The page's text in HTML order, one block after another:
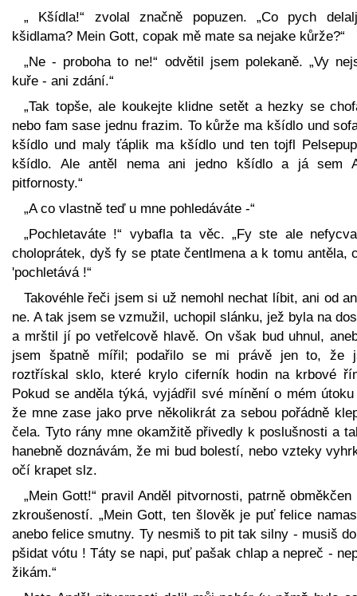
„ Kšídla!“ zvolal značně popuzen. „Co pych
kšidlama? Mein Gott, copak mě mate sa nejake kůrže?“
„Ne - proboha to ne!“ odvětil jsem polekaně. „Vy
kuře - ani zdání.“
„Tak topše, ale koukejte klidne setět a hezky se
nebo fam sase jednu frazim. To kůrže ma kšídlo und
kšídlo und maly ťáplik ma kšídlo und ten tojfl
kšídlo. Ale antěl nema ani jedno kšídlo a já sem
pitfornosty.“
„A co vlastně teď u mne pohledáváte -“
„Pochletaváte !“ vybafla ta věc. „Fy ste ale
choloprátek, dyš fy se ptate čentlmena a k tomu antěla,
'pochletává !“
Takovéhle řeči jsem si už nemohl nechat líbit, ani od
ne. A tak jsem se vzmužil, uchopil slánku, jež byla na
a mrštil jí po vetřelcově hlavě. On však bud uhnul,
jsem špatně mířil; podařilo se mi právě jen to, že
roztřískal sklo, které krylo ciferník hodin na krbové
Pokud se anděla týká, vyjádřil své mínění o mém
že mne zase jako prve několikrát za sebou pořádně
čela. Tyto rány mne okamžitě přivedly k poslušnosti a
hanebně doznávám, že mi bud bolestí, nebo vzteky
očí krapet slz.
„Mein Gott!“ pravil Anděl pitvornosti, patrně obměkčen
zkroušeností. „Mein Gott, ten šlověk je puť felice
anebo felice smutny. Ty nesmiš to pit tak silny - musiš
pšidat vótu ! Táty se napi, puť pašak chlap a nepreč -
žikám.“